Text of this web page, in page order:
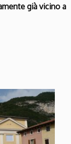
già vicino a